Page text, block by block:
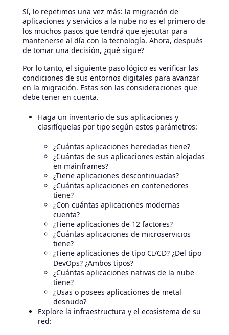
Sí, lo repetimos una vez más: la migración de
aplicaciones y servicios a la nube no es el primero de
los muchos pasos que tendrá que ejecutar para
mantenerse al día con la tecnología. Ahora, después
de tomar una decisión, ¿qué sigue?
Por lo tanto, el siguiente paso lógico es verificar las
condiciones de sus entornos digitales para avanzar
en la migración. Estas son las consideraciones que
debe tener en cuenta.
Haga un inventario de sus aplicaciones y
clasifíquelas por tipo según estos parámetros:
¿Cuántas aplicaciones heredadas tiene?
¿Cuántas de sus aplicaciones están alojadas
en mainframes?
¿Tiene aplicaciones descontinuadas?
¿Cuántas aplicaciones en contenedores
tiene?
¿Con cuántas aplicaciones modernas
cuenta?
¿Tiene aplicaciones de 12 factores?
¿Cuántas aplicaciones de microservicios
tiene?
¿Tiene aplicaciones de tipo CI/CD? ¿Del tipo
DevOps? ¿Ambos tipos?
¿Cuántas aplicaciones nativas de la nube
tiene?
¿Usas o posees aplicaciones de metal
desnudo?
Explore la infraestructura y el ecosistema de su
red: